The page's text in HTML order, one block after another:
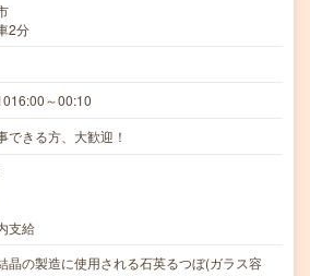
2分
～00:10
できる方、大歓迎！
支給
晶の製造に使用される石英るつぼ(ガラス容